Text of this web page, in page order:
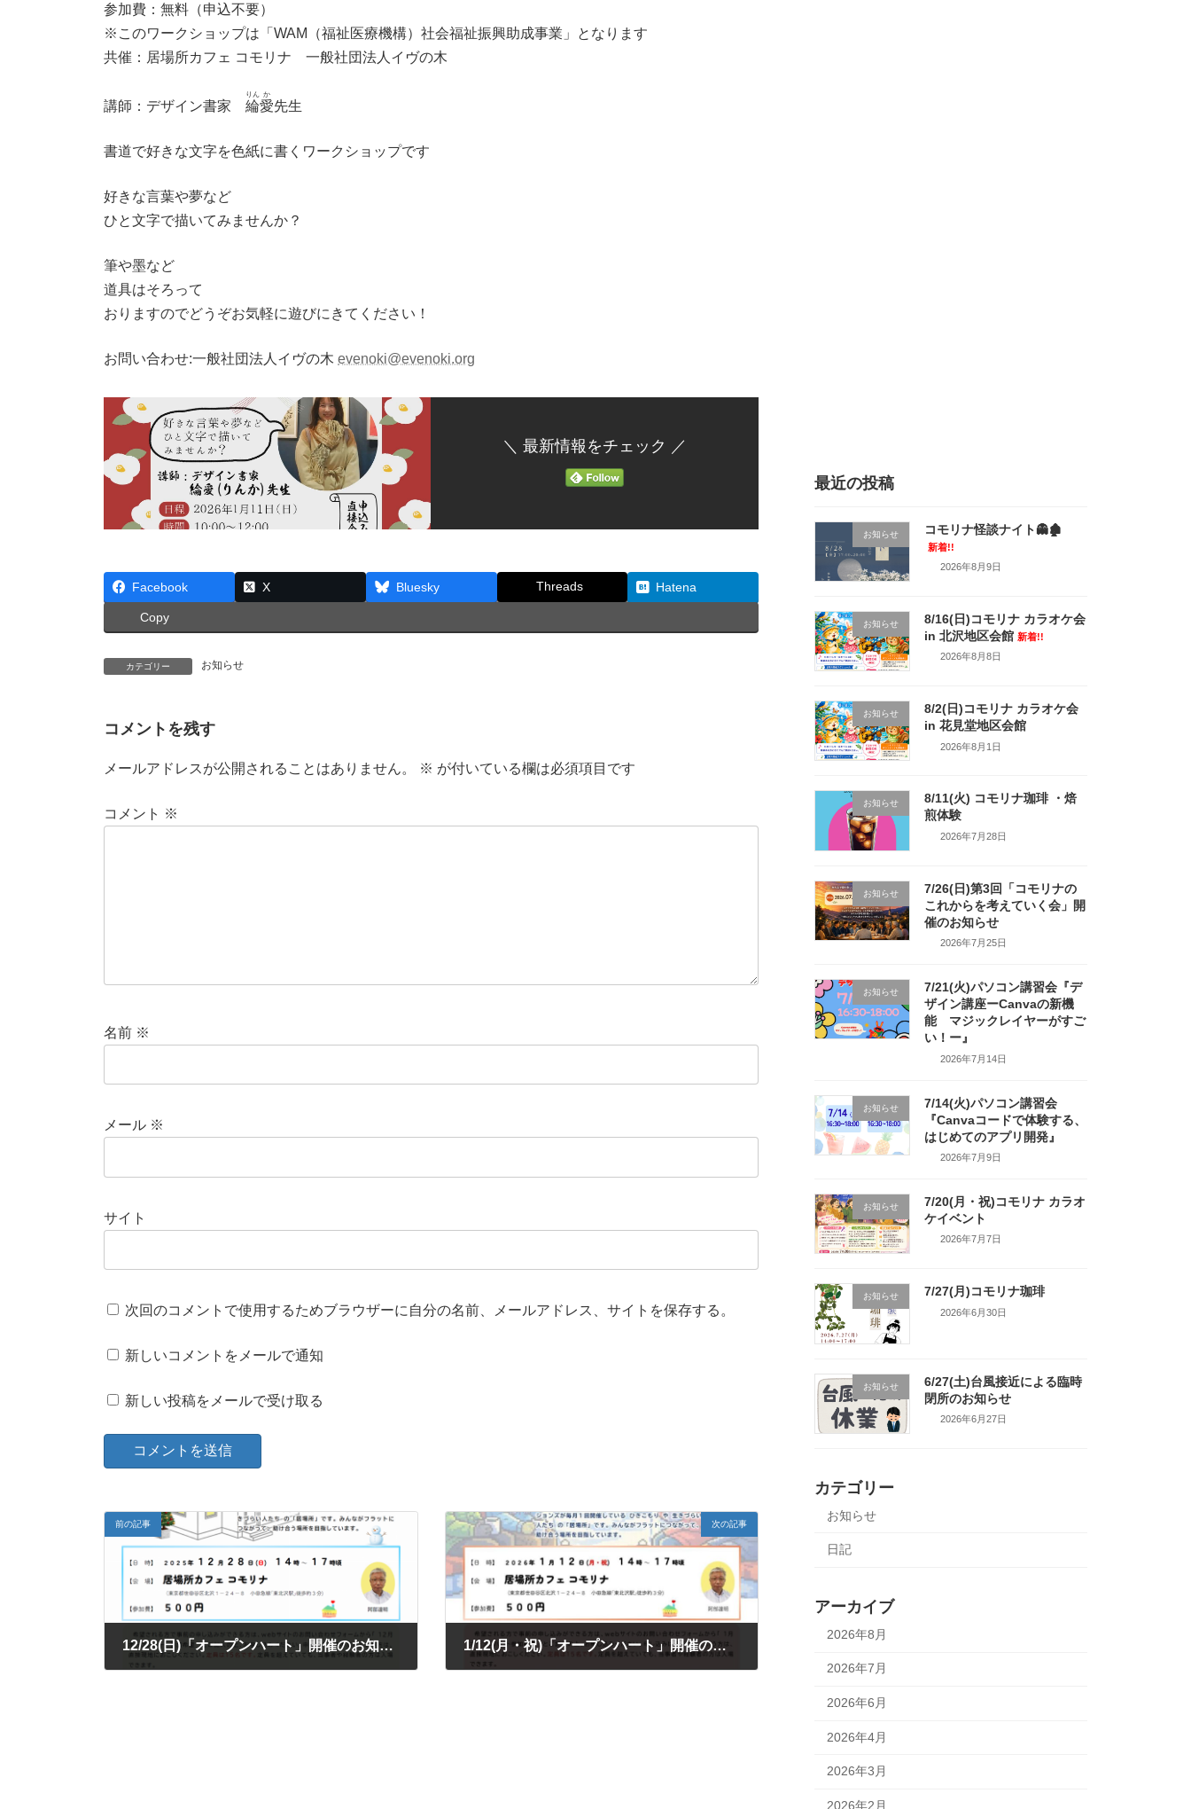
参加費：無料（申込不要）
※このワークショップは「WAM（福祉医療機構）社会福祉振興助成事業」となります
共催：居場所カフェ コモリナ 一般社団法人イヴの木
講師：デザイン書家 綸
りん
愛
か
先生
書道で好きな文字を色紙に書くワークショップです
好きな言葉や夢など
ひと文字で描いてみませんか？
筆や墨など
道具はそろって
おりますのでどうぞお気軽に遊びにきてください！
お問い合わせ:一般社団法人イヴの木 evenoki@evenoki.org
＼ 最新情報をチェック ／
Facebook X Bluesky Threads Hatena
Copy
カテゴリー お知らせ
コメントを残す
メールアドレスが公開されることはありません。 ※ が付いている欄は必須項目です
コメント ※
名前 ※
メール ※
サイト
次回のコメントで使用するためブラウザーに自分の名前、メールアドレス、サイトを保存する。
新しいコメントをメールで通知
新しい投稿をメールで受け取る
前の記事
12/28(日)「オープンハート」開催のお知らせ
次の記事
1/12(月・祝)「オープンハート」開催のお知らせ
最近の投稿
お知らせ コモリナ怪談ナイト👻🏚
新着!!
2026年8月9日
お知らせ
8/16(日)コモリナ カラオケ会
in 北沢地区会館 新着!!
2026年8月8日
お知らせ
8/2(日)コモリナ カラオケ会
in 花見堂地区会館
2026年8月1日
お知らせ
8/11(火) コモリナ珈琲 ・焙
煎体験
2026年7月28日
お知らせ
7/26(日)第3回「コモリナの
これからを考えていく会」開
催のお知らせ
2026年7月25日
お知らせ
7/21(火)パソコン講習会『デ
ザイン講座ーCanvaの新機
能 マジックレイヤーがすご
い！ー』
2026年7月14日
お知らせ
7/14(火)パソコン講習会
『Canvaコードで体験する、
はじめてのアプリ開発』
2026年7月9日
お知らせ
7/20(月・祝)コモリナ カラオ
ケイベント
2026年7月7日
お知らせ 7/27(月)コモリナ珈琲
2026年6月30日
お知らせ
6/27(土)台風接近による臨時
閉所のお知らせ
2026年6月27日
カテゴリー
お知らせ
日記
アーカイブ
2026年8月
2026年7月
2026年6月
2026年4月
2026年3月
2026年2月